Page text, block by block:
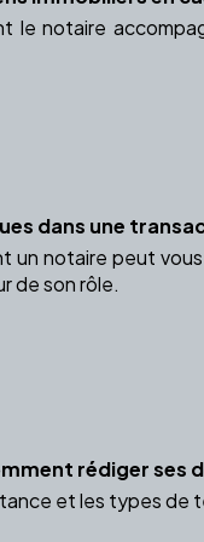
le notaire
dans une
un notaire peut
de son rôle.
rédiger ses
et les types de